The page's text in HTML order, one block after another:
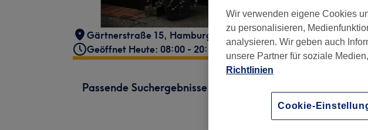
Gärtnerstraße 15, Hamburg
20253
Geöffnet Heute: 08:00 - 20:00
Passende Suchergebnisse
50 Min.Details
Herren -
Wir verwenden eigene Cookies
zu personalisieren,
analysieren. Wir geben auch
unsere Partner für soziale
Richtlinien
Cookie-